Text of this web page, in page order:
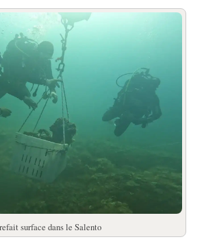
surface dans le Salento